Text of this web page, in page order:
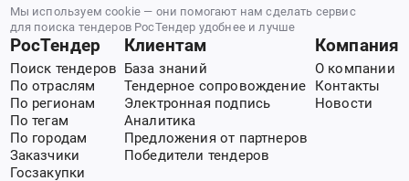
Мы используем cookie — они помогают нам сделать сервис
для поиска тендеров РосТендер удобнее и лучше
РосТендер
Поиск тендеров
По отраслям
По регионам
По тегам
По городам
Заказчики
Госзакупки
Клиентам
База знаний
Тендерное сопровождение
Электронная подпись
Аналитика
Предложения от партнеров
Победители тендеров
Компания
О компании
Контакты
Новости